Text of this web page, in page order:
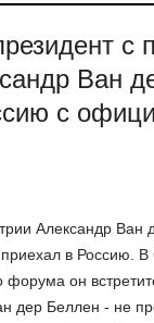
с
Ван
с
Александр Ван
в Россию. В
форума он
дер Беллен - не